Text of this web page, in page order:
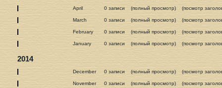
April 0 записи (полный просмотр) (посмотр
March 0 записи (полный просмотр) (посмотр
February 0 записи (полный просмотр) (посмотр
January 0 записи (полный просмотр) (посмотр
2014
December 0 записи (полный просмотр) (посмотр
November 0 записи (полный просмотр) (посмотр